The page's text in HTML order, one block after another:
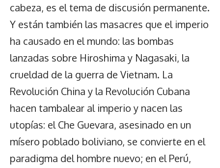
cabeza, es el tema de discusión permanente.
Y están también las masacres que el imperio
ha causado en el mundo: las bombas
lanzadas sobre Hiroshima y Nagasaki, la
crueldad de la guerra de Vietnam. La
Revolución China y la Revolución Cubana
hacen tambalear al imperio y nacen las
utopías: el Che Guevara, asesinado en un
mísero poblado boliviano, se convierte en el
paradigma del hombre nuevo; en el Perú,